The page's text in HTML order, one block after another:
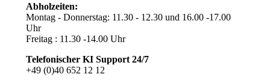
Abholzeiten:
Montag - Donnerstag: 11.30 - 12.30 und 16.00 -17.00
Uhr
Freitag : 11.30 -14.00 Uhr
Telefonischer KI Support 24/7
+49 (0)40 652 12 12